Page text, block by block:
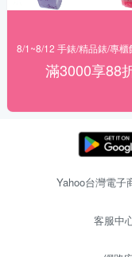
滿3000享88
Yahoo台灣電
客服中